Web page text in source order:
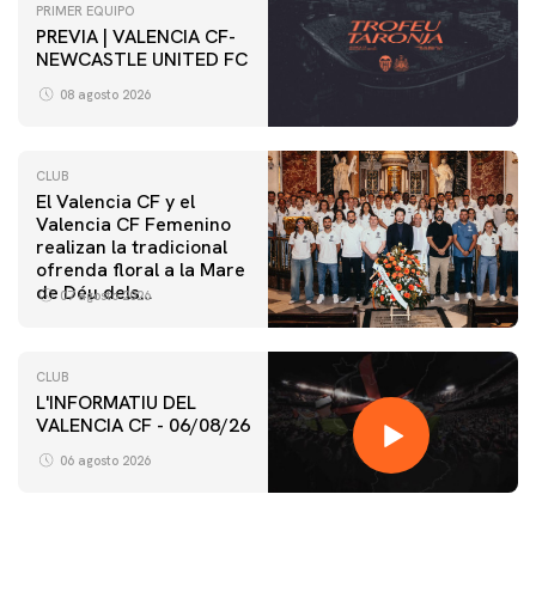
PRIMER EQUIPO
PREVIA | VALENCIA CF-
NEWCASTLE UNITED FC
08 agosto 2026
CLUB
El Valencia CF y el
Valencia CF Femenino
realizan la tradicional
ofrenda floral a la Mare
de Déu dels
07 agosto 2026
CLUB
L'INFORMATIU DEL
VALENCIA CF - 06/08/26
06 agosto 2026